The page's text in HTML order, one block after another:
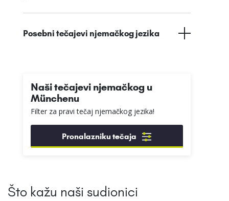
Posebni tečajevi njemačkog jezika
Naši tečajevi njemačkog u
Münchenu
Filter za pravi tečaj njemačkog jezika!
Pronalazniku tečaja
Što kažu naši sudionici